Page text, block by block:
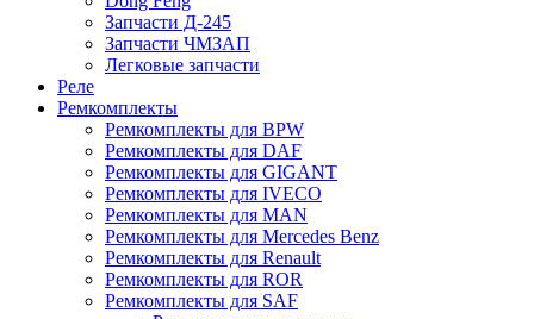
Запчасти Д-245
Запчасти ЧМЗАП
Легковые запчасти
Реле
Ремкомплекты
Ремкомплекты для BPW
Ремкомплекты для DAF
Ремкомплекты для GIGANT
Ремкомплекты для IVECO
Ремкомплекты для MAN
Ремкомплекты для Mercedes Benz
Ремкомплекты для Renault
Ремкомплекты для ROR
Ремкомплекты для SAF